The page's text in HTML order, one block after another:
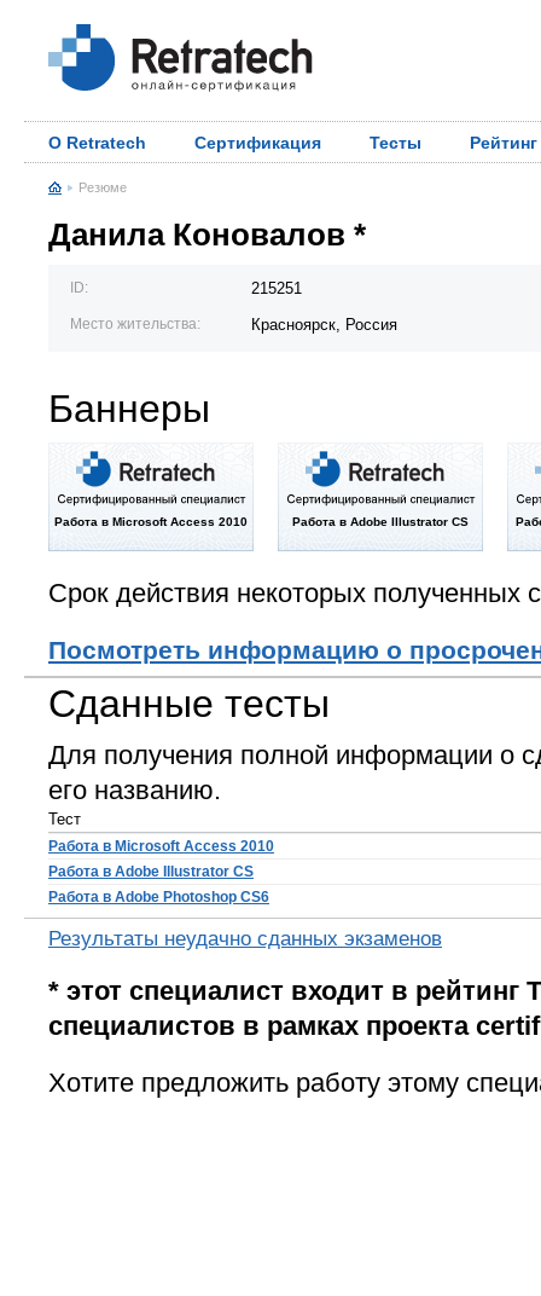
О Retratech Сертификация Тесты Рейтинг
Резюме
Данила Коновалов *
ID: 215251
Место жительства: Красноярск, Россия
Баннеры
Работа в Microsoft Access 2010 Работа в Adobe Illustrator CS
Срок действия некоторых полученных
Посмотреть информацию о
Сданные тесты
Для получения полной информации о
его названию.
Тест
Работа в Microsoft Access 2010
Работа в Adobe Illustrator CS
Работа в Adobe Photoshop CS6
Результаты неудачно сданных экзаменов
* этот специалист входит в рейтинг
специалистов в рамках проекта
Хотите предложить работу этому